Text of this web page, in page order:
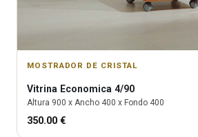
MOSTRADOR DE CRISTAL
Vitrina Economica 4/90
Altura 900 x Ancho 400 x Fondo 400
350.00 €